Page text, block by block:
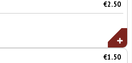
€2.50
€1.50